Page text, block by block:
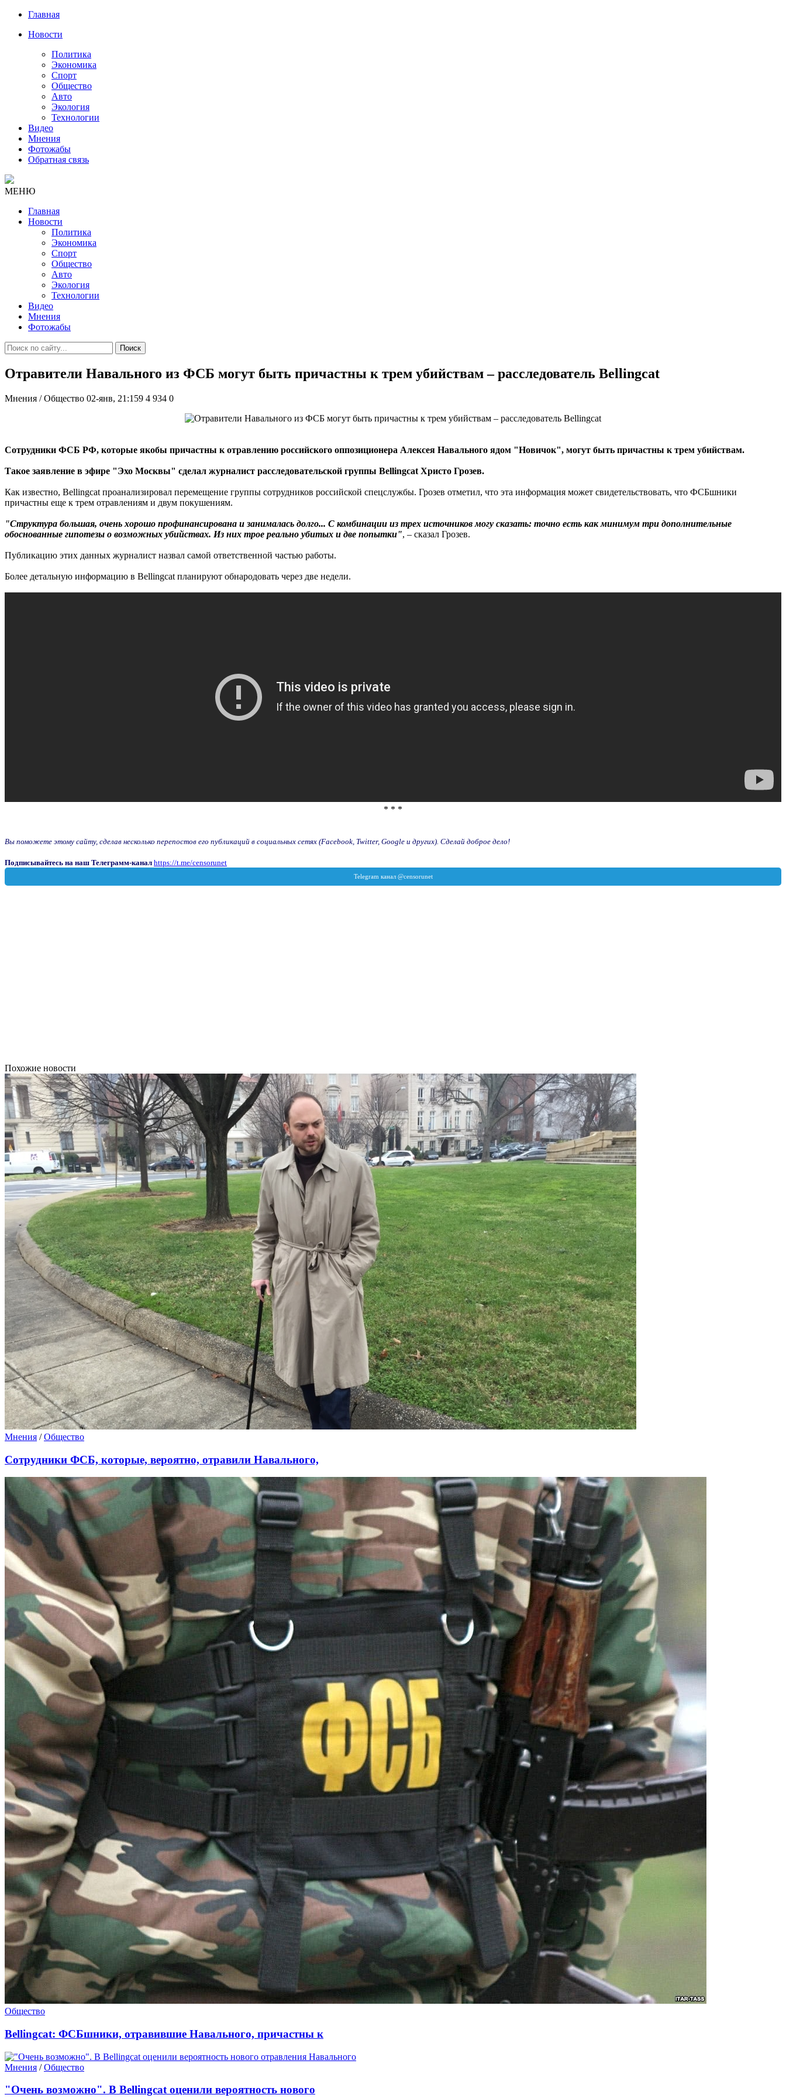
Главная
Новости
Политика
Экономика
Спорт
Общество
Авто
Экология
Технологии
Видео
Мнения
Фотожабы
Обратная связь
МЕНЮ
Главная
Новости
Политика
Экономика
Спорт
Общество
Авто
Экология
Технологии
Видео
Мнения
Фотожабы
Поиск
Отравители Навального из ФСБ могут быть причастны к трем убийствам – расследователь Bellingcat
Мнения / Общество 02-янв, 21:159 4 934 0
Сотрудники ФСБ РФ, которые якобы причастны к отравлению российского оппозиционера Алексея Навального ядом "Новичок", могут быть причастны к трем убийствам.
Такое заявление в эфире "Эхо Москвы" сделал журналист расследовательской группы Bellingcat Христо Грозев.
Как известно, Bellingcat проанализировал перемещение группы сотрудников российской спецслужбы. Грозев отметил, что эта информация может свидетельствовать, что ФСБшники
причастны еще к трем отравлениям и двум покушениям.
"Структура большая, очень хорошо профинансирована и занималась долго... С комбинации из трех источников могу сказать: точно есть как минимум три дополнительные
обоснованные гипотезы о возможных убийствах. Из них трое реально убитых и две попытки", – сказал Грозев.
Публикацию этих данных журналист назвал самой ответственной частью работы.
Более детальную информацию в Bellingcat планируют обнародовать через две недели.
* * *
Вы поможете этому сайту, сделав несколько перепостов его публикаций в социальных сетях (Facebook, Twitter, Google и других). Сделай доброе дело!
Подписывайтесь на наш Телеграмм-канал https://t.me/censorunet
Похожие новости
Мнения /Общество
Сотрудники ФСБ, которые, вероятно, отравили Навального,
Общество
Bellingcat: ФСБшники, отравившие Навального, причастны к
Мнения /Общество
"Очень возможно". В Bellingcat оценили вероятность нового